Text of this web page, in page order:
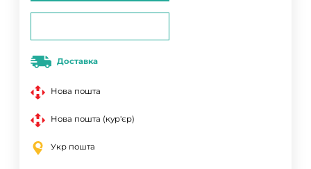
Доставка
Нова пошта
Нова пошта (кур'єр)
Укр пошта